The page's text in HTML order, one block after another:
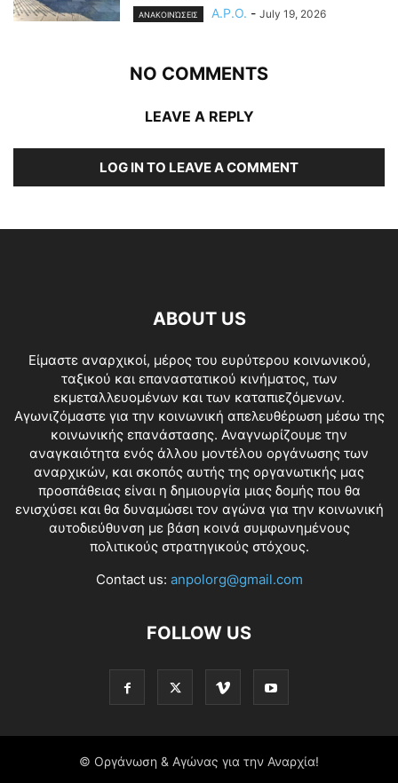
ΑΝΑΚΟΙΝΏΣΕΙΣ A.P.O. - July 19, 2026
NO COMMENTS
LEAVE A REPLY
LOG IN TO LEAVE A COMMENT
ABOUT US
Είμαστε αναρχικοί, μέρος του ευρύτερου κοινωνικού,
ταξικού και επαναστατικού κινήματος, των
εκμεταλλευομένων και των καταπιεζόμενων.
Αγωνιζόμαστε για την κοινωνική απελευθέρωση μέσω της
κοινωνικής επανάστασης. Αναγνωρίζουμε την
αναγκαιότητα ενός άλλου μοντέλου οργάνωσης των
αναρχικών, και σκοπός αυτής της οργανωτικής μας
προσπάθειας είναι η δημιουργία μιας δομής που θα
ενισχύσει και θα δυναμώσει τον αγώνα για την κοινωνική
αυτοδιεύθυνση με βάση κοινά συμφωνημένους
πολιτικούς στρατηγικούς στόχους.
Contact us: anpolorg@gmail.com
FOLLOW US
© Οργάνωση & Αγώνας για την Αναρχία!